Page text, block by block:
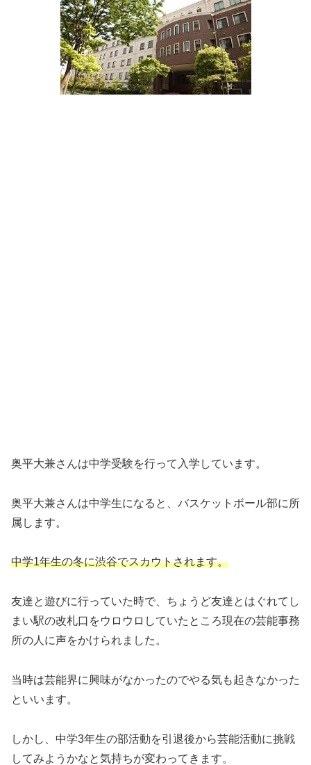
奥平大兼さんは中学受験を行って入学しています。
奥平大兼さんは中学生になると、バスケットボール部に所
属します。
中学1年生の冬に渋谷でスカウトされます。
友達と遊びに行っていた時で、ちょうど友達とはぐれてし
まい駅の改札口をウロウロしていたところ現在の芸能事務
所の人に声をかけられました。
当時は芸能界に興味がなかったのでやる気も起きなかった
といいます。
しかし、中学3年生の部活動を引退後から芸能活動に挑戦
してみようかなと気持ちが変わってきます。